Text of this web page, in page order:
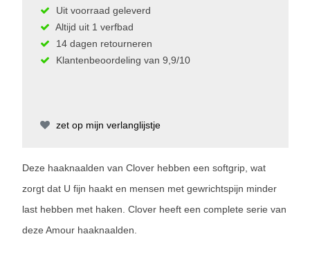
Uit voorraad geleverd
Altijd uit 1 verfbad
14 dagen retourneren
Klantenbeoordeling van 9,9/10
zet op mijn verlanglijstje
Deze haaknaalden van Clover hebben een softgrip, wat
zorgt dat U fijn haakt en mensen met gewrichtspijn minder
last hebben met haken. Clover heeft een complete serie van
deze Amour haaknaalden.